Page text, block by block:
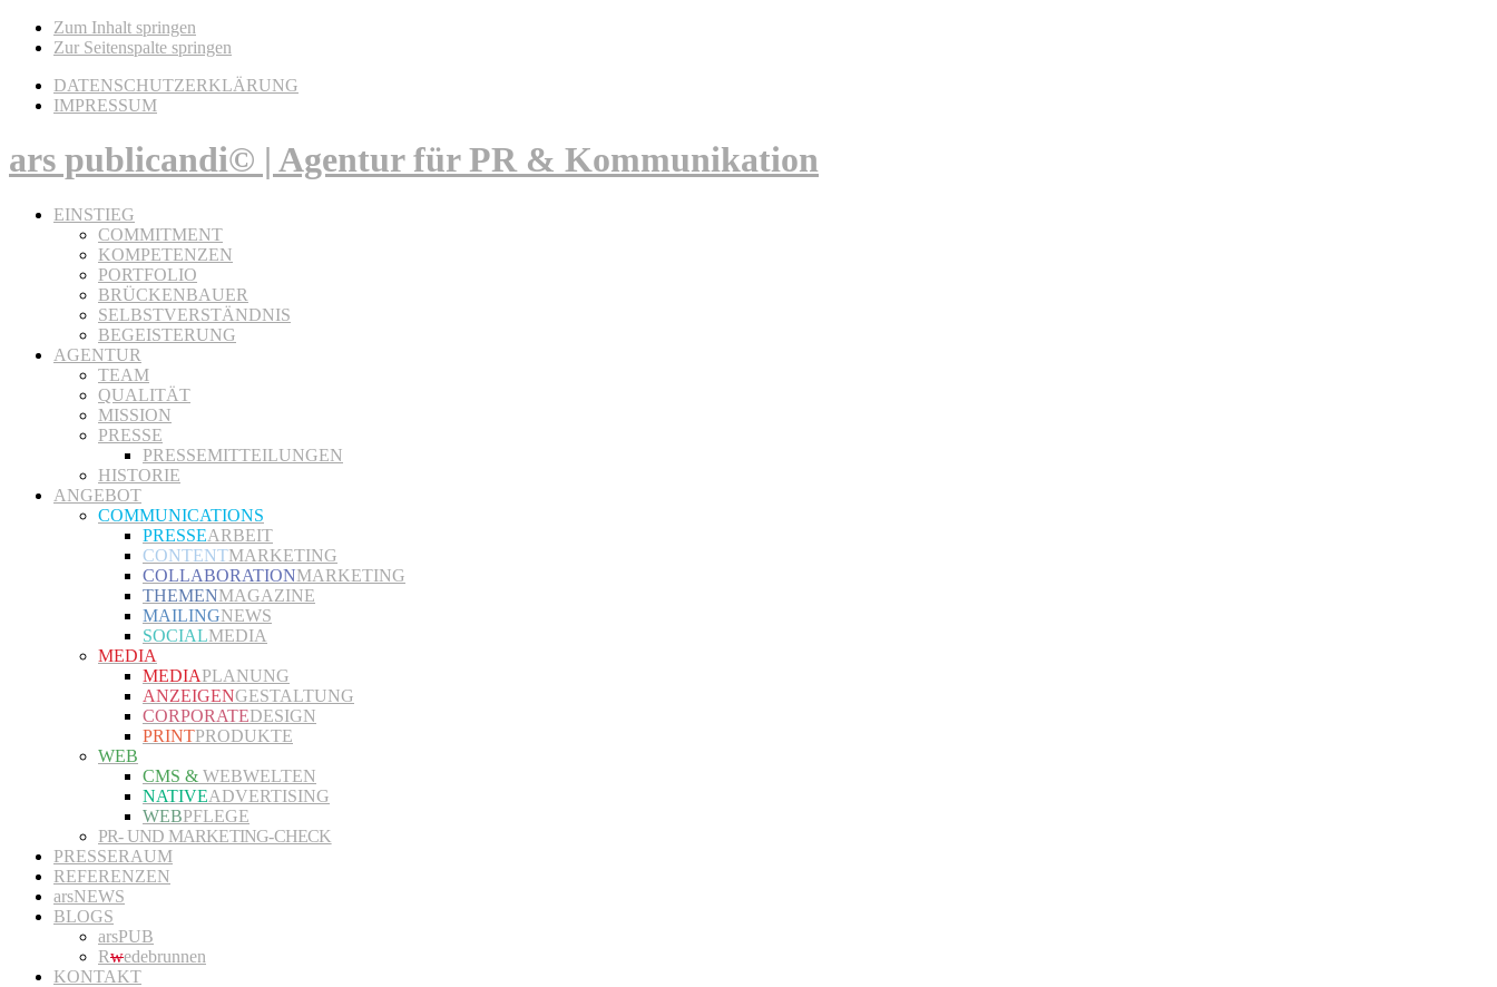
Zum Inhalt springen
Zur Seitenspalte springen
DATENSCHUTZERKLÄRUNG
IMPRESSUM
ars publicandi© | Agentur für PR & Kommunikation
EINSTIEG
COMMITMENT
KOMPETENZEN
PORTFOLIO
BRÜCKENBAUER
SELBSTVERSTÄNDNIS
BEGEISTERUNG
AGENTUR
TEAM
QUALITÄT
MISSION
PRESSE
PRESSEMITTEILUNGEN
HISTORIE
ANGEBOT
COMMUNICATIONS
PRESSEARBEIT
CONTENTMARKETING
COLLABORATIONMARKETING
THEMENMAGAZINE
MAILINGNEWS
SOCIALMEDIA
MEDIA
MEDIAPLANUNG
ANZEIGENGESTALTUNG
CORPORATEDESIGN
PRINTPRODUKTE
WEB
CMS & WEBWELTEN
NATIVEADVERTISING
WEBPFLEGE
PR- UND MARKETING-CHECK
PRESSERAUM
REFERENZEN
arsNEWS
BLOGS
arsPUB
Rwedebrunnen
KONTAKT